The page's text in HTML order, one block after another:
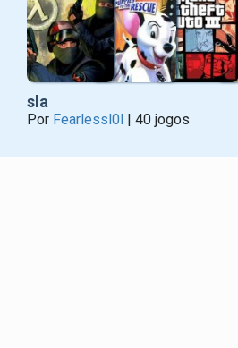
sla
Por Fearlessl0l | 40 jogos